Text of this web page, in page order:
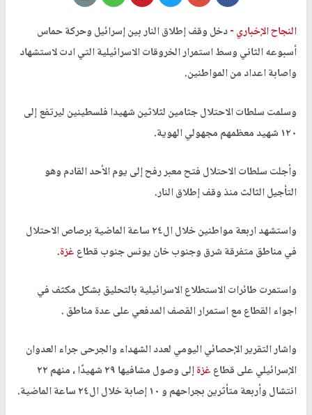
النجاح الإخباري -دخل وقف إطلاق النار بين إسرائيل وحركة حماس
أسبوعه الثاني وسط استمرار الخروقات الاسرائيلية التي ادت لاستشهاد
واصابة اعداد من المواطنين.
وسلمت سلطات الاحتلال جثامين لثلاثين شهيدا فلسطينين ليرتفع إلى
١٢٠ شهيد معظمهم مجهولي الهوية.
وأجلت سلطات الاحتلال فتح معبر رفح إلى يوم الأحد القادم وهو
التأجيل الثالث منذ وقف إطلاق النار.
واستشهد اربعة مواطنين خلال ال٢٤ ساعة الماضية برصاص الاحتلال
في مناطق متفرقة شرق وجنوب خان يونس جنوب قطاعغزة.
واستمرت طائرات الاستطلاع الاسرائيلية بالتحليق بشكل مكثف في
اجواء القطاع مع استمرار القصف المدفعي على عدة مناطق .
واشار التقرير الإحصائي اليومي لعدد الشهداء والجرحى جراء العدوان
الإسرائيلي على قطاعغزة
إلى وصول مشافيها ٢٩ شهيدًا ، منهم ٢٢
انتشال وأربعة متأثرين بجراحهم و ١٠ إصابة خلال ال٢٤ ساعة الماضية.